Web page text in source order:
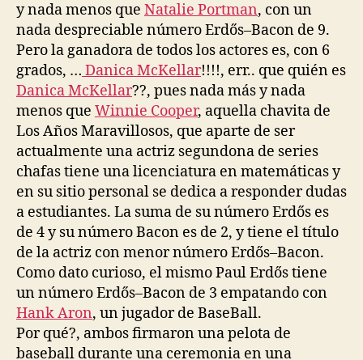
y nada menos que Natalie Portman, con un
nada despreciable número Erdős–Bacon de 9.
Pero la ganadora de todos los actores es, con 6
grados, … Danica McKellar!!!!, err.. que quién es
Danica McKellar??, pues nada más y nada
menos que Winnie Cooper, aquella chavita de
Los Años Maravillosos, que aparte de ser
actualmente una actriz segundona de series
chafas tiene una licenciatura en matemáticas y
en su sitio personal se dedica a responder dudas
a estudiantes. La suma de su número Erdős es
de 4 y su número Bacon es de 2, y tiene el título
de la actriz con menor número Erdős–Bacon.
Como dato curioso, el mismo Paul Erdős tiene
un número Erdős–Bacon de 3 empatando con
Hank Aron, un jugador de BaseBall.
Por qué?, ambos firmaron una pelota de
baseball durante una ceremonia en una